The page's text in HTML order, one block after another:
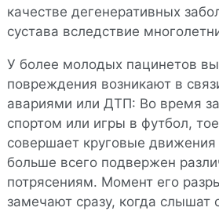
качестве дегенеративных
сустава вследствие
У более молодых пацинетов
повреждения возникают в
авариями или ДТП: Во время
спортом или игры в футбол,
совершает круговые
больше всего подвержен
потрясениям. Момент его
замечают сразу, когда слышат